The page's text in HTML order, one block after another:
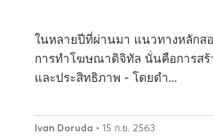
ในหลายปีที่ผ่านมา แนวทางหลักส
การทำโฆษณาดิจิทัล นั่นคือการสร้
และประสิทธิภาพ - โดยดำ...
Ivan Doruda • 15 ก.ย. 2563